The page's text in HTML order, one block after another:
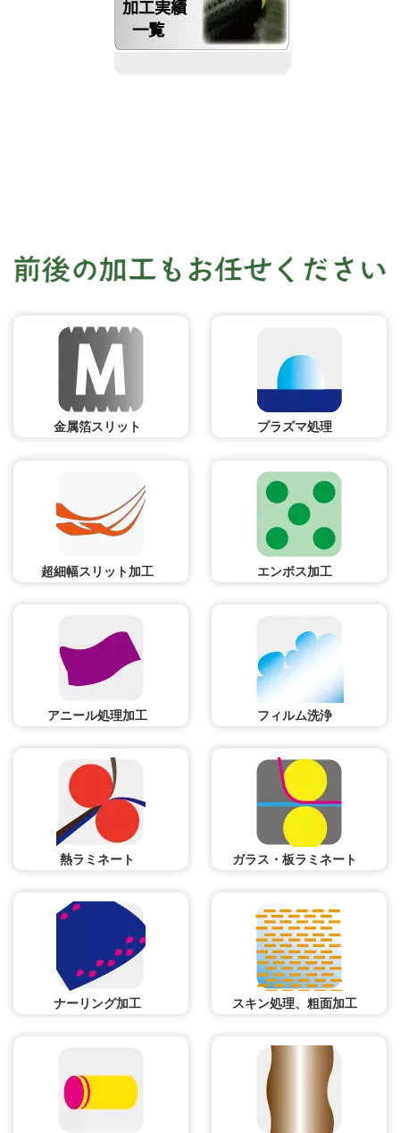
金属箔スリット プラズマ処理
超細幅スリット加工 エンボス加工
アニール処理加工 フィルム洗浄
熱ラミネート ガラス・板ラミネート
ナーリング加工 スキン処理、粗面加工